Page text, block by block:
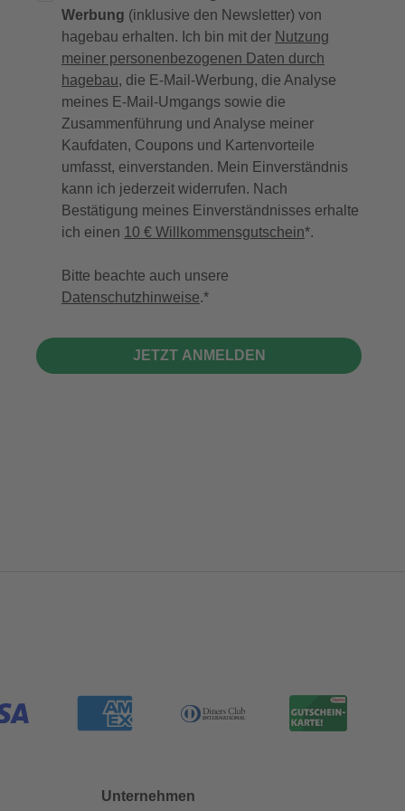
Werbung (inklusive den Newsletter) von
hagebau erhalten. Ich bin mit der Nutzung
meiner personenbezogenen Daten durch
hagebau, die E-Mail-Werbung, die Analyse
meines E-Mail-Umgangs sowie die
Zusammenführung und Analyse meiner
Kaufdaten, Coupons und Kartenvorteile
umfasst, einverstanden. Mein Einverständnis
kann ich jederzeit widerrufen. Nach
Bestätigung meines Einverständnisses erhalte
ich einen 10 € Willkommensgutschein*.
Bitte beachte auch unsere
Datenschutzhinweise.
JETZT ANMELDEN
Unternehmen